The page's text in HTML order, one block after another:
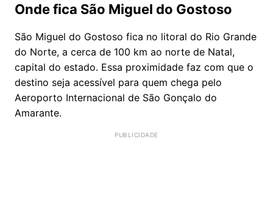
Onde fica São Miguel do Gostoso
São Miguel do Gostoso fica no litoral do Rio Grande
do Norte, a cerca de 100 km ao norte de Natal,
capital do estado. Essa proximidade faz com que o
destino seja acessível para quem chega pelo
Aeroporto Internacional de São Gonçalo do
Amarante.